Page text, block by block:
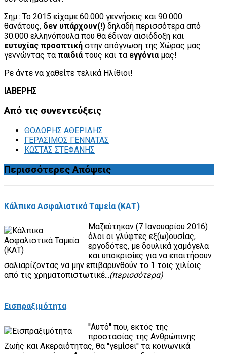
Σημ.: Το 2015 είχαμε 60.000 γεννήσεις και 90.000
θανάτους, δεν υπάρχουν(!) δηλαδή περισσότερα από
30.000 ελληνόπουλα που θα έδιναν αισιόδοξη και
ευτυχίας προοπτική στην απόγνωση της Χώρας μας
γεννώντας ταπαιδιάτους και τα εγγόνιαμας!
Ρε άντε να χαθείτε τελικά Ηλίθιοι!
ΙΑΒΕΡΗΣ
Από τις συνεντεύξεις
ΘΟΔΩΡΗΣ ΑΘΕΡΙΔΗΣ
ΓΕΡΑΣΙΜΟΣ ΓΕΝΝΑΤΑΣ
ΚΩΣΤΑΣ ΣΤΕΦΑΝΗΣ
ΠερισσότερεςΑπόψεις
Κάλπικα Ασφαλιστικά Ταμεία (ΚΑΤ)
Μαζεύτηκαν (7 Ιανουαρίου 2016)
όλοι οι γλύφτες εξ(ω)ουσίας,
εργοδότες, με δουλικά χαμόγελα
και υποκρισίες για να επαιτήσουν
σαλιαρίζοντας να μην επιβαρυνθούν το 1 τοις χιλίοις
από τις χρηματοπιστωτικέ...(περισσότερα)
Εισπραξιμότητα
''Αυτό'' που, εκτός της
προστασίας της Ανθρώπινης
Ζωής και Ακεραιότητας, θα ''γεμίσει'' τα κοινωνικά